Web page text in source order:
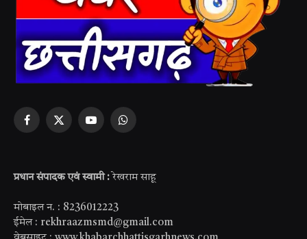
Facebook
X
YouTubeWhatsApp
प्रधान संपादक एवं स्वामी : रेखराम साहू
मोबाइल न. : 8236012223
ईमेल : rekhraazmsmd@gmail.com